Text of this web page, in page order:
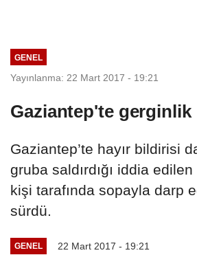
GENEL
Yayınlanma: 22 Mart 2017 - 19:21
Gaziantep'te gerginlik
Gaziantep’te hayır bildirisi
gruba saldırdığı iddia
kişi tarafında sopayla darp
sürdü.
GENEL 22 Mart 2017 - 19:21